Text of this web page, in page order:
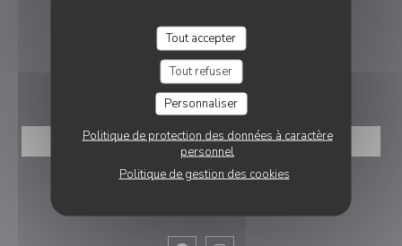
Tout accepter
Tout refuser
Personnaliser
Politique de protection des données à caractère
personnel
Politique de gestion des cookies
05 49 00 32 03
RÉSERVATION
RÉSERVER